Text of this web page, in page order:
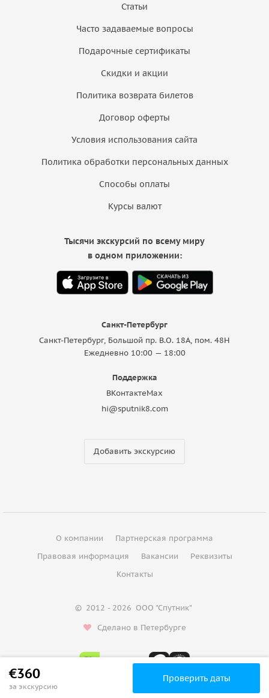
€360
за экскурсию
Проверить даты
Статьи
Часто задаваемые вопросы
Подарочные сертификаты
Скидки и акции
Политика возврата билетов
Договор оферты
Условия использования сайта
Политика обработки персональных данных
Способы оплаты
Курсы валют
Санкт-Петербург
Санкт-Петербург, Большой пр. В.О. 18A, пом. 48Н
Ежедневно 10:00 — 18:00
Поддержка
ВКонтактеMax
hi@sputnik8.com
Добавить экскурсию
Тысячи экскурсий по всему миру
в одном приложении:
О компании
Партнерская программа
Правовая информация
Вакансии
Реквизиты
Контакты
© 2012 - 2026 ООО "Спутник"
Сделано в Петербурге